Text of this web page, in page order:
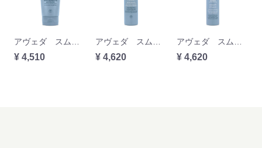
¥ 4,510 ¥ 4,620 ¥ 4,620